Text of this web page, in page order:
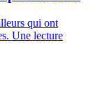
qui ont
Une lecture